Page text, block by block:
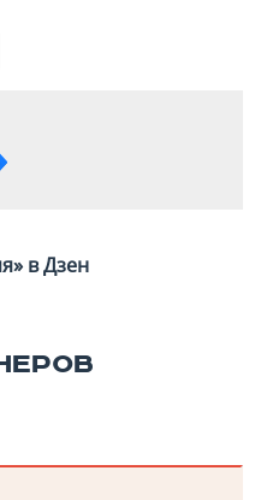
в Дзен